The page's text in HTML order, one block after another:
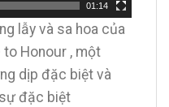
01:14
lẫy và sa hoa của
to Honour , một
dịp đặc biệt và
đặc biệt